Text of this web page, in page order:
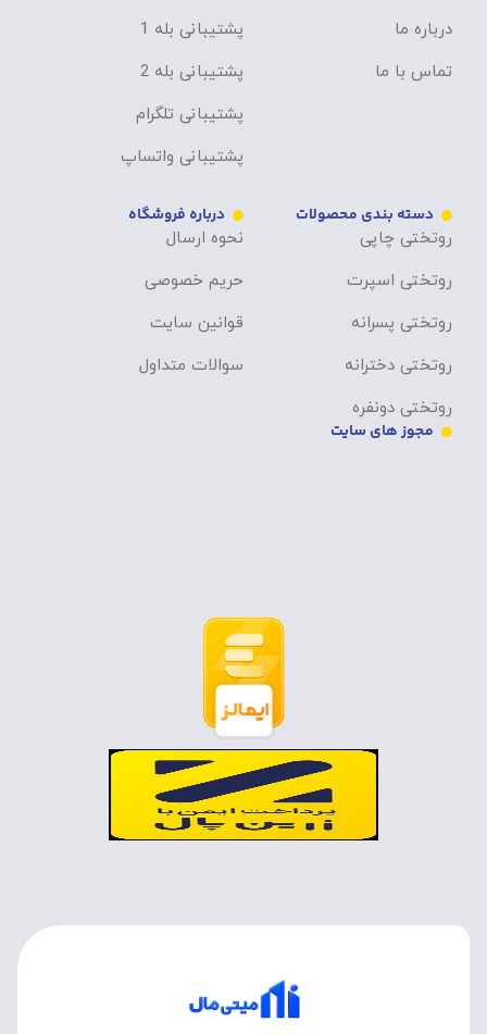
درباره ما
تماس با ما
پشتیبانی بله 1
پشتیبانی بله 2
پشتیبانی تلگرام
پشتیبانی واتساپ
دسته بندی محصولات
روتختی چاپی
روتختی اسپرت
روتختی پسرانه
روتختی دخترانه
روتختی دونفره
درباره فروشگاه
نحوه ارسال
حریم خصوصی
قوانین سایت
سوالات متداول
مجوز های سایت